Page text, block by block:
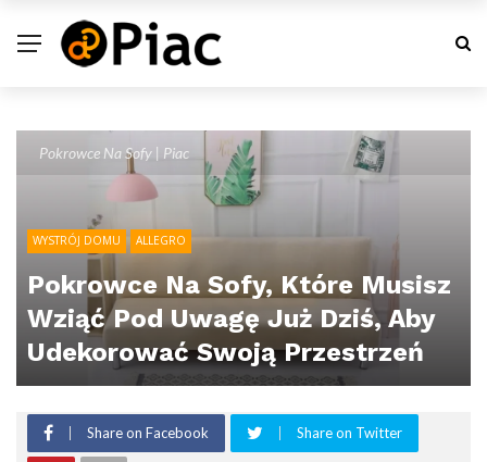
Pokrowce Na Sofy | Piac
WYSTRÓJ DOMU ALLEGRO
Pokrowce Na Sofy, Które Musisz
Wziąć Pod Uwagę Już Dziś, Aby
Udekorować Swoją Przestrzeń
Share on Facebook Share on Twitter